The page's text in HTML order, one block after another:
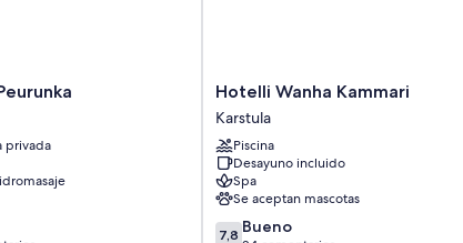
privada
Hotelli
Wanha
Kammari
Karstula
Hotelli Wanha Kammari
Karstula
Piscina
Desayuno incluido
Spa
Se aceptan mascotas
7.8
7,8 Bueno